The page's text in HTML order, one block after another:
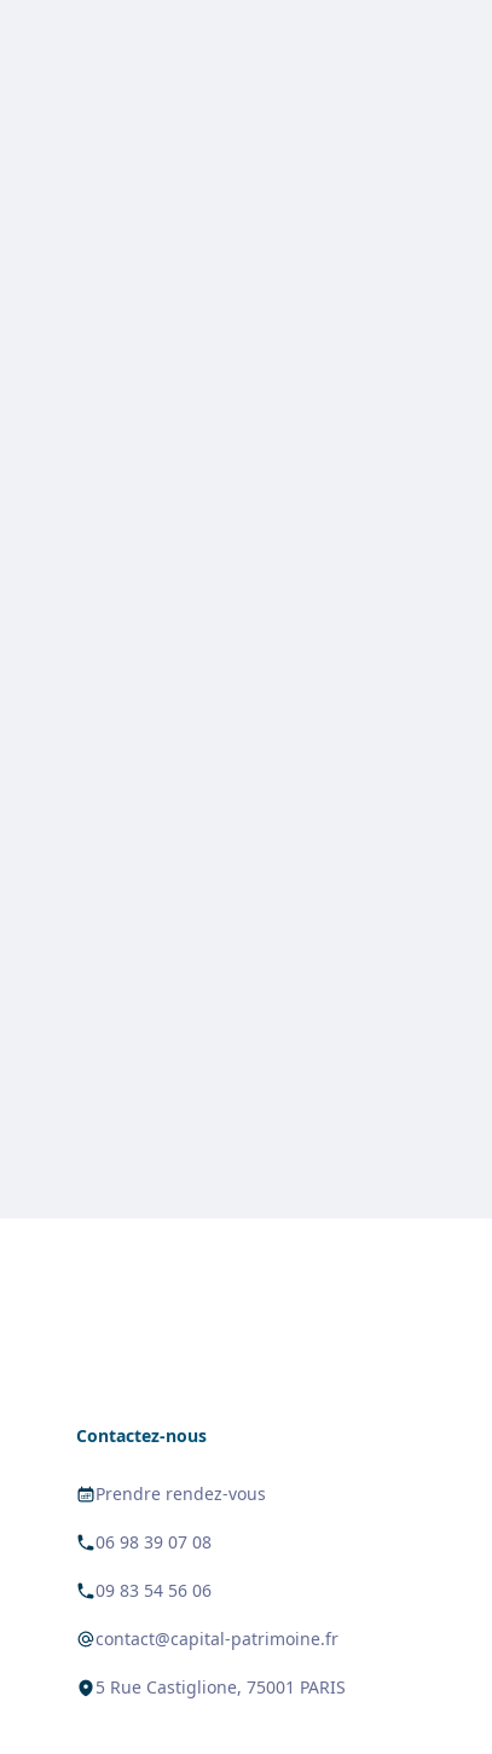
Contactez-nous
Prendre rendez-vous
06 98 39 07 08
09 83 54 56 06
contact@capital-patrimoine.fr
5 Rue Castiglione, 75001 PARIS